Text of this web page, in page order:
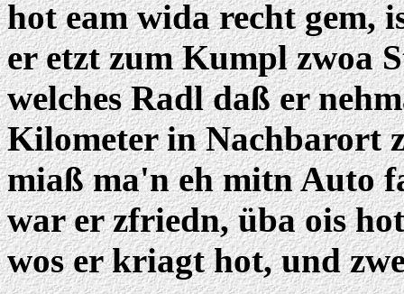
hot eam wida recht gem,
er etzt zum Kumpl zwoa
welches Radl daß er
Kilometer in Nachbarort
miaß ma'n eh mitn Auto
war er zfriedn, üba ois
wos er kriagt hot, und